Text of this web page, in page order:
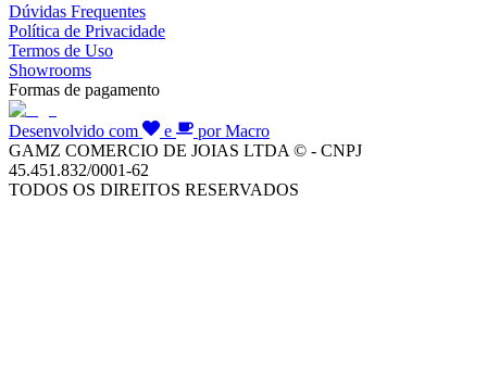
Dúvidas Frequentes
Política de Privacidade
Termos de Uso
Showrooms
Formas de pagamento
Desenvolvido com e
por Macro
GAMZ COMERCIO DE JOIAS LTDA © - CNPJ
45.451.832/0001-62
TODOS OS DIREITOS RESERVADOS